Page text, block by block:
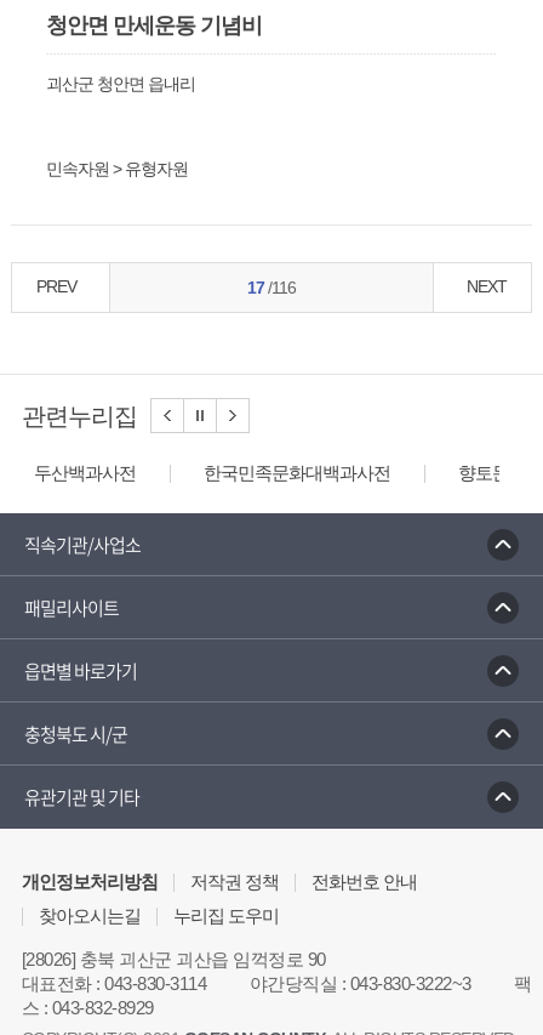
청안면 만세운동 기념비
괴산군 청안면 읍내리
민속자원 > 유형자원
PREV 17/116 NEXT
관련누리집
두산백과사전 한국민족문화대백과사전 향토문화
직속기관/사업소
패밀리사이트
읍면별 바로가기
충청북도 시/군
유관기관 및 기타
개인정보처리방침 저작권 정책
전화번호 안내
찾아오시는길
누리집 도우미
[28026] 충북 괴산군 괴산읍 임꺽정로 90
대표전화:043-830-3114 야간당직실 : 043-830-3222~3
팩
스 : 043-832-8929